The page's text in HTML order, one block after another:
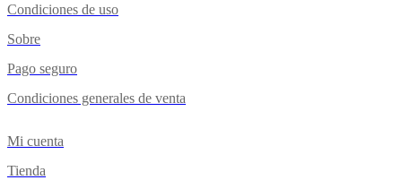
Condiciones de uso
Sobre
Pago seguro
Condiciones generales de venta
Mi cuenta
Tienda